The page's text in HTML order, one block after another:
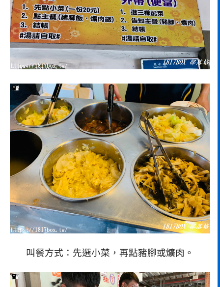
叫餐方式：先選小菜，再點豬腳或爌肉。